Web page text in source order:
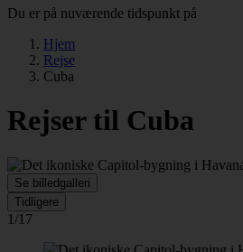
Du er på nuværende tidspunkt på
Hjem
Rejse
Cuba
Rejser til Cuba
Se billedgalleri
Tidligere
1/17